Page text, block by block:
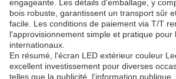
engageante. Les détails d'emballage, y
bois robuste, garantissent un transport sûr
facile. Les conditions de paiement via T/T
l'approvisionnement simple et pratique pour
internationaux.
En résumé, l'écran LED extérieur couleur
excellent investissement pour diverses
telles que la publicité, l'information